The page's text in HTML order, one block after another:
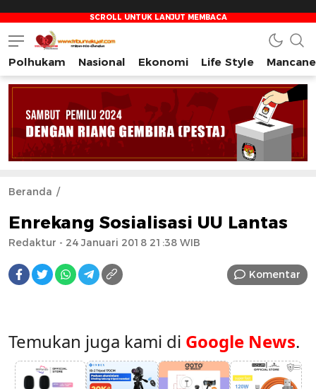
Tribun Rakyat
Tulus – Terdepan – Diharapkan
Polhukam Nasional Ekonomi Life Style
Beranda
Enrekang Sosialisasi UU Lantas
Redaktur - 24 Januari 2018 21:38 WIB
Komentar
Temukan juga kami di Google News.